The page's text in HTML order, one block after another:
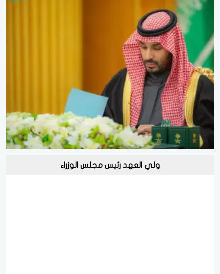
ولي العهد رئيس مجلس الوزراء